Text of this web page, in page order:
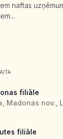
naftas
filiāle
Madonas nov.,
filiāle